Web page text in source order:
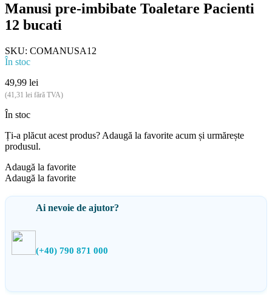
Manusi pre-imbibate Toaletare Pacienti
12 bucati
SKU: COMANUSA12
În stoc
49,99 lei
(41,31 lei fără TVA)
În stoc
Ți-a plăcut acest produs? Adaugă la favorite acum și urmărește
produsul.
Adaugă la favorite
Adaugă la favorite
Ai nevoie de ajutor?
(+40) 790 871 000